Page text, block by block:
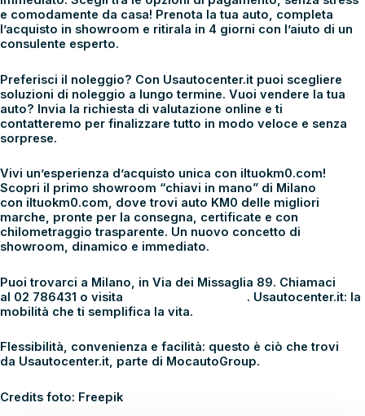
e comodamente da casa! Prenota la tua auto, completa
l’acquisto in showroom e ritirala in 4 giorni con l’aiuto di un
consulente esperto.
Preferisci il noleggio? Con Usautocenter.it puoi scegliere
soluzioni di noleggio a lungo termine. Vuoi vendere la tua
auto? Invia la richiesta di valutazione online e ti
contatteremo per finalizzare tutto in modo veloce e senza
sorprese.
Vivi un’esperienza d’acquisto unica con iltuokm0.com!
Scopri il primo showroom “chiavi in mano” di Milano
con iltuokm0.com, dove trovi auto KM0 delle migliori
marche, pronte per la consegna, certificate e con
chilometraggio trasparente. Un nuovo concetto di
showroom, dinamico e immediato.
Puoi trovarci a Milano, in Via dei Missaglia 89. Chiamaci
al 02 786431 o visita . Usautocenter.it: la
mobilità che ti semplifica la vita.
Flessibilità, convenienza e facilità: questo è ciò che trovi
da Usautocenter.it, parte di MocautoGroup.
Credits foto: Freepik